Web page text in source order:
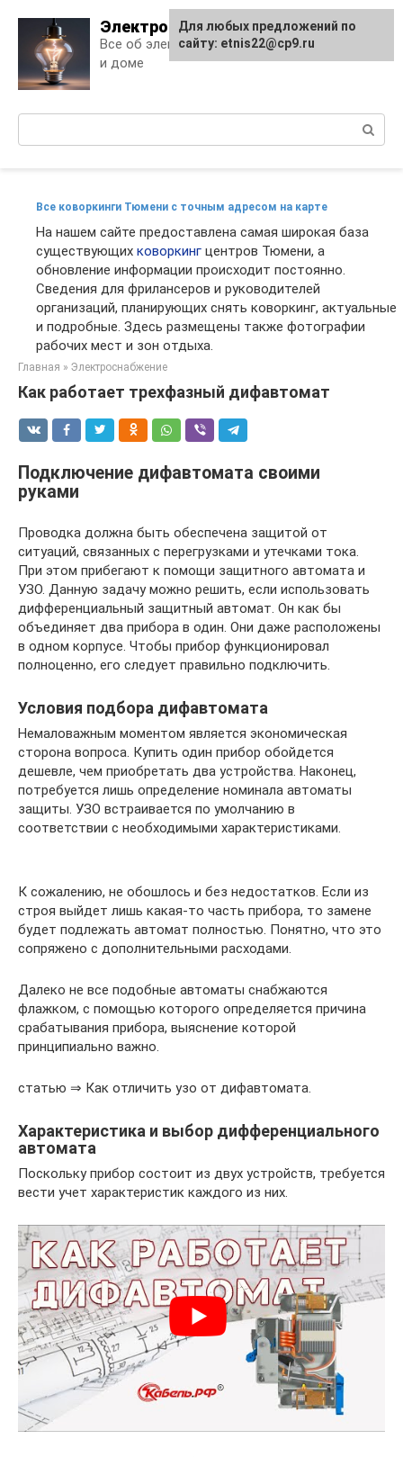
content
Электро Дело
Все об электричестве в квартире
и доме
Все коворкинги Тюмени с точным адресом на карте
На нашем сайте предоставлена самая широкая база
существующих коворкинг центров Тюмени, а
обновление информации происходит постоянно.
Сведения для фрилансеров и руководителей
организаций, планирующих снять коворкинг, актуальные
и подробные. Здесь размещены также фотографии
рабочих мест и зон отдыха.
Главная » Электроснабжение
Как работает трехфазный дифавтомат
Подключение дифавтомата своими
руками
Проводка должна быть обеспечена защитой от
ситуаций, связанных с перегрузками и утечками тока.
При этом прибегают к помощи защитного автомата и
УЗО. Данную задачу можно решить, если использовать
дифференциальный защитный автомат. Он как бы
объединяет два прибора в один. Они даже расположены
в одном корпусе. Чтобы прибор функционировал
полноценно, его следует правильно подключить.
Условия подбора дифавтомата
Немаловажным моментом является экономическая
сторона вопроса. Купить один прибор обойдется
дешевле, чем приобретать два устройства. Наконец,
потребуется лишь определение номинала автоматы
защиты. УЗО встраивается по умолчанию в
соответствии с необходимыми характеристиками.
К сожалению, не обошлось и без недостатков. Если из
строя выйдет лишь какая-то часть прибора, то замене
будет подлежать автомат полностью. Понятно, что это
сопряжено с дополнительными расходами.
Далеко не все подобные автоматы снабжаются
флажком, с помощью которого определяется причина
срабатывания прибора, выяснение которой
принципиально важно.
статью ⇒ Как отличить узо от дифавтомата.
Характеристика и выбор дифференциального
автомата
Поскольку прибор состоит из двух устройств, требуется
вести учет характеристик каждого из них.
Для любых предложений по
сайту: etnis22@cp9.ru